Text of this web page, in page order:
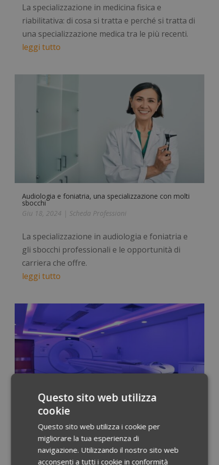
La specializzazione in medicina fisica e
riabilitativa: di cosa si tratta e perché si tratta di
una specializzazione medica tra le più recenti.
leggi tutto
Audiologia e foniatria, una specializzazione con molti
sbocchi
Giu 18, 2024
Scheda Professioni
La specializzazione in audiologia e foniatria e
gli sbocchi professionali e le opportunità di
carriera che offre.
leggi tutto
Medicina nucleare, una specializzazione ricercata
Giu 11, 2024|Scheda Professioni
Medicina nucleare è una specializzazione
Questo sito web utilizza
cookie
Questo sito web utilizza i cookie per
migliorare la tua esperienza di
navigazione. Utilizzando il nostro sito web
acconsenti a tutti i cookie in conformità